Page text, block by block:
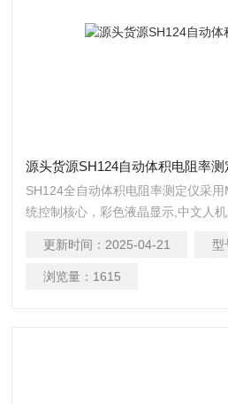
源头货源SH124自动体积电阻率测
SH124全自动体积电阻率测定仪采
统控制核心，彩色液晶显示,中文人
据;并结合现代新的工艺方法研制而
积电阻率测定仪
更新时间： 2025-04-21 型
浏览量： 1615